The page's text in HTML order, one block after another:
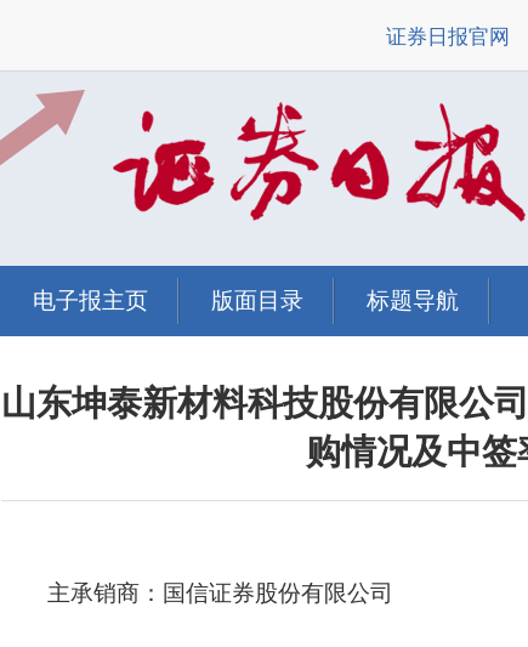
证券日报官网
电子报主页 版面目录 标题导航
山东坤泰新材料科技股份有限公
购情况及中签
主承销商：国信证券股份有限公司